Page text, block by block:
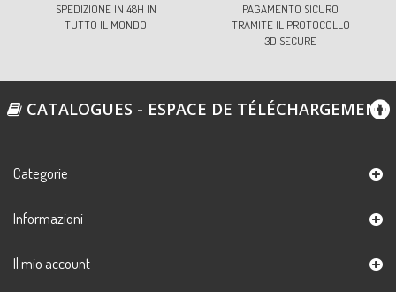
SPEDIZIONE IN 48H IN
TUTTO IL MONDO
PAGAMENTO SICURO
TRAMITE IL PROTOCOLLO
3D SECURE
CATALOGUES - ESPACE DE TÉLÉCHARGEMENT
Categorie
Informazioni
Il mio account